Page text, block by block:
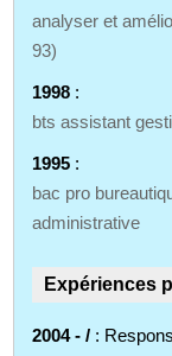
analyser et
93)
1998 :
bts assistant
1995 :
bac pro
administrative
Expériences
2004 - / :